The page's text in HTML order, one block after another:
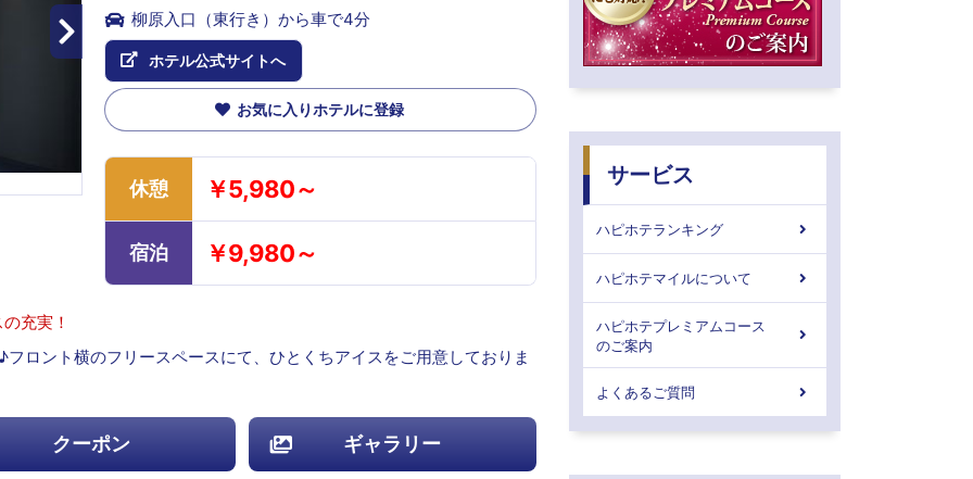
柳原入口（東行き）から車で4分
ホテル公式サイトへ
お気に入りホテルに登録
休憩 ￥5,980～
宿泊 ￥9,980～
充実！
ロント横のフリースペースにて、ひとくちアイスをご用意しておりま
クーポン ギャラリー
サービス
ハピホテランキング
ハピホテマイルについて
ハピホテプレミアムコース
のご案内
よくあるご質問